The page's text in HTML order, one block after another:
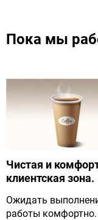
Пока мы
Чистая и
клиентская зона.
Ожидать
работы комфортно.